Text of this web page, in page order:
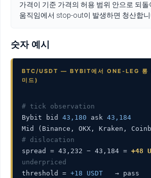
가격이 기준 가격의 허용 범위 안으로 되
움직임에서 stop-out이 발생하면 청산합니
숫자 예시
BTC/USDT — BYBIT에서 ONE-LEG 롱
미드)
# tick observation
Bybit bid 43,180 ask 43,184
Mid (Binance, OKX, Kraken,
# dislocation
spread = 43,232 − 43,184 = +48
underpriced
threshold = +18 USDT → pass